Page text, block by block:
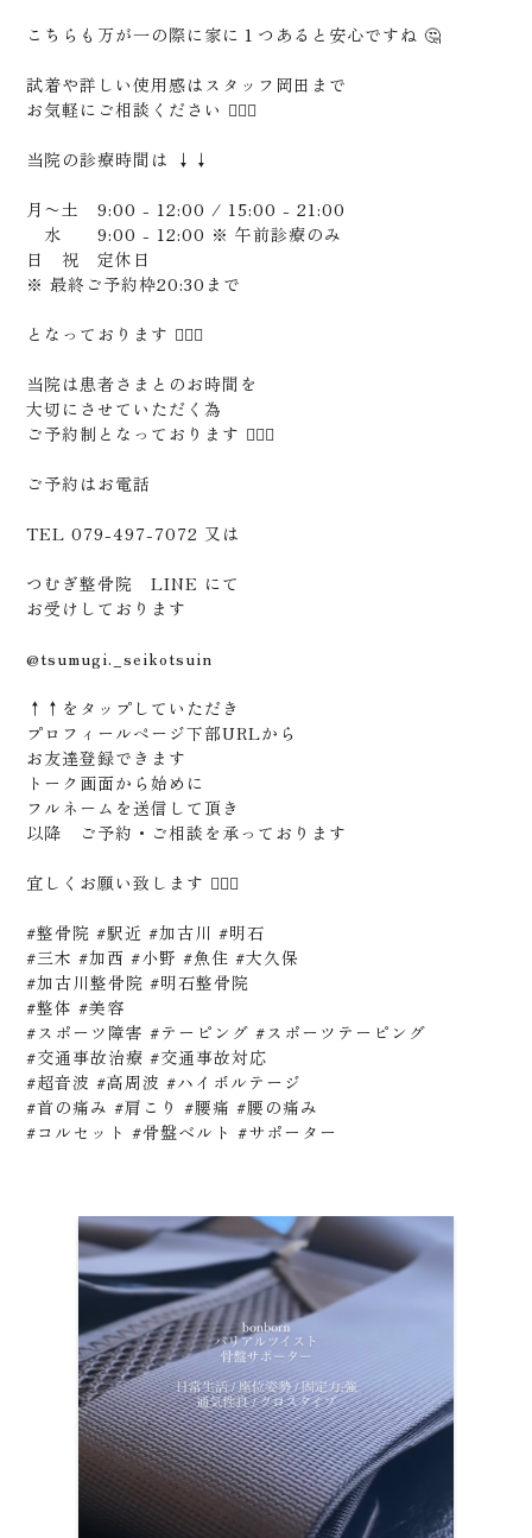
こちらも万が一の際に家に１つあると安心ですね 🤔
試着や詳しい使用感はスタッフ岡田まで
お気軽にご相談ください 🙇🏻‍♂️
当院の診療時間は ↓↓
月〜土 9:00 - 12:00 / 15:00 - 21:00
水 9:00 - 12:00 ※ 午前診療のみ
日 祝 定休日
※ 最終ご予約枠20:30まで
となっております 🙇🏻‍♂️
当院は患者さまとのお時間を
大切にさせていただく為
ご予約制となっております 🙋🏻‍♂️
ご予約はお電話
TEL 079-497-7072 又は
つむぎ整骨院 LINE にて
お受けしております
@tsumugi._seikotsuin
↑↑をタップしていただき
プロフィールページ下部URLから
お友達登録できます
トーク画面から始めに
フルネームを送信して頂き
以降 ご予約・ご相談を承っております
宜しくお願い致します 🙇🏻‍♂️
#整骨院 #駅近 #加古川 #明石
#三木 #加西 #小野 #魚住 #大久保
#加古川整骨院 #明石整骨院
#整体 #美容
#スポーツ障害 #テーピング #スポーツテーピング
#交通事故治療 #交通事故対応
#超音波 #高周波 #ハイボルテージ
#首の痛み #肩こり #腰痛 #腰の痛み
#コルセット #骨盤ベルト #サポーター